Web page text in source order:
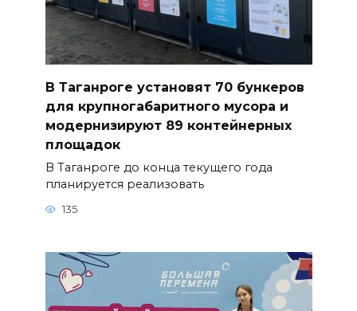
В Таганроге установят 70 бункеров
для крупногабаритного мусора и
модернизируют 89 контейнерных
площадок
В Таганроге до конца текущего года
планируется реализовать
135